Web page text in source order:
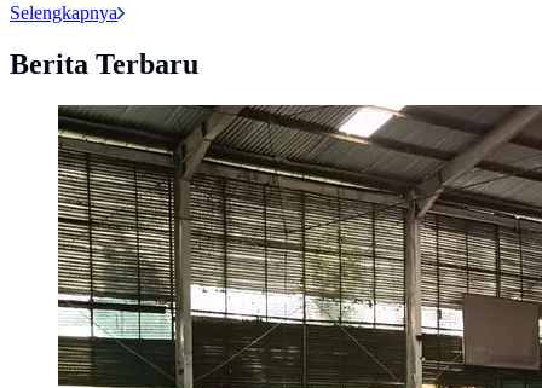
Selengkapnya
Berita Terbaru